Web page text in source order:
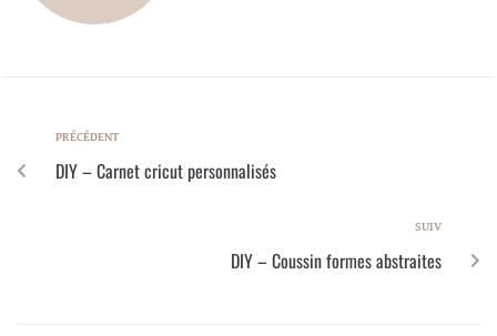
PRÉCÉDENT
DIY – Carnet cricut personnalisés
SUIV
DIY – Coussin formes abstraites